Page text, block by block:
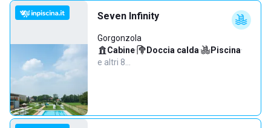
Seven Infinity
Gorgonzola
Cabine· Doccia calda· Piscina·
e altri 8…